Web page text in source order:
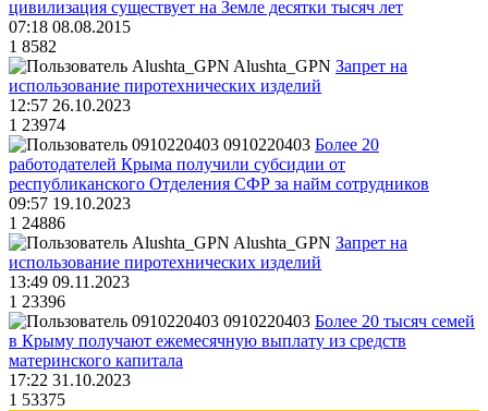
цивилизация существует на Земле десятки тысяч лет
07:18 08.08.2015
1 8582
Alushta_GPN Запрет на
использование пиротехнических изделий
12:57 26.10.2023
1 23974
0910220403 Более 20
работодателей Крыма получили субсидии от
республиканского Отделения СФР за найм сотрудников
09:57 19.10.2023
1 24886
Alushta_GPN Запрет на
использование пиротехнических изделий
13:49 09.11.2023
1 23396
0910220403 Более 20 тысяч семей
в Крыму получают ежемесячную выплату из средств
материнского капитала
17:22 31.10.2023
1 53375